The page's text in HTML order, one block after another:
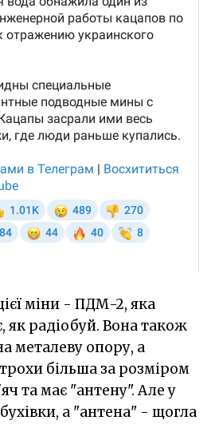
міни - ПДМ-2, яка
як радіобуй. Вона також
металеву опору, а
більша за розміром
та має "антену". Але у
а "антена" - щогла